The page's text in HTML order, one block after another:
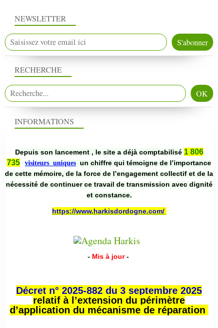
NEWSLETTER
RECHERCHE
INFORMATIONS
Depuis son lancement , le site a déjà comptabilisé 1 806
735
visiteurs uniques un chiffre qui témoigne de l’importance
de cette mémoire, de la force de l’engagement collectif et de la
nécessité de continuer ce travail de transmission avec dignité
et constance.
https://www.harkisdordogne.com/
- Mis à jour -
Décret n° 2025-882 du 3 septembre 2025
relatif à l’extension du périmètre
d’application du mécanisme de réparation